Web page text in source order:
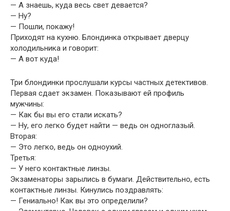
— А знаешь, куда весь свет девается?
— Ну?
— Пошли, покажу!
Приходят на кухню. Блондинка открывает дверцу
холодильника и говорит:
— А вот куда!
Три блондинки прослушали курсы частных детективов.
Первая сдает экзамен. Показывают ей профиль
мужчины:
— Как бы вы его стали искать?
— Ну, его легко будет найти — ведь он одноглазый.
Вторая:
— Это легко, ведь он одноухий.
Третья:
— У него контактные линзы.
Экзаменаторы зарылись в бумаги. Действительно, есть
контактные линзы. Кинулись поздравлять:
— Гениально! Как вы это определили?